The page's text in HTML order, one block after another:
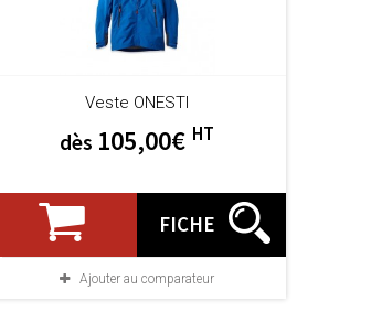
Veste ONESTI
dès 105,00€ HT
FICHE
Ajouter au comparateur